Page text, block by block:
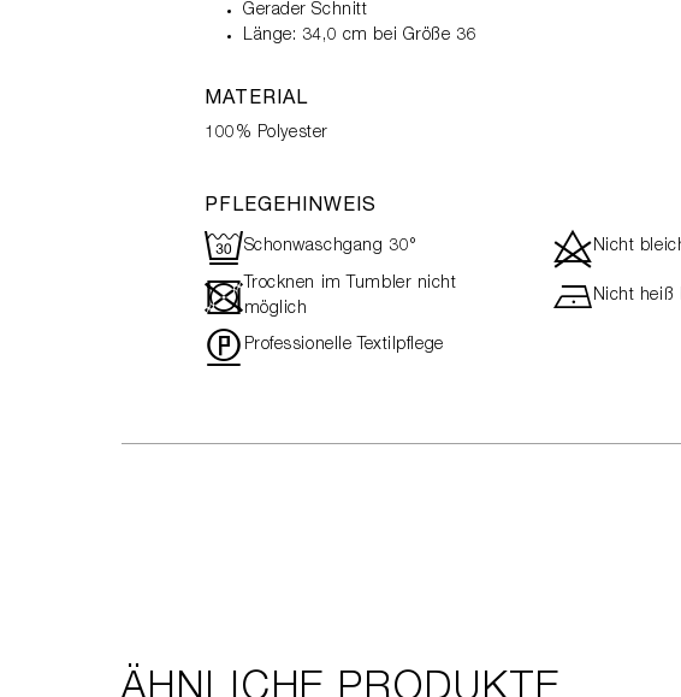
Gerader Schnitt
Länge: 34,0 cm bei Größe 36
MATERIAL
100% Polyester
PFLEGEHINWEIS
RSchonwaschgang 30° dNicht
- Trocknen im Tumbler nicht
möglich
hNicht heiß
" Professionelle Textilpflege